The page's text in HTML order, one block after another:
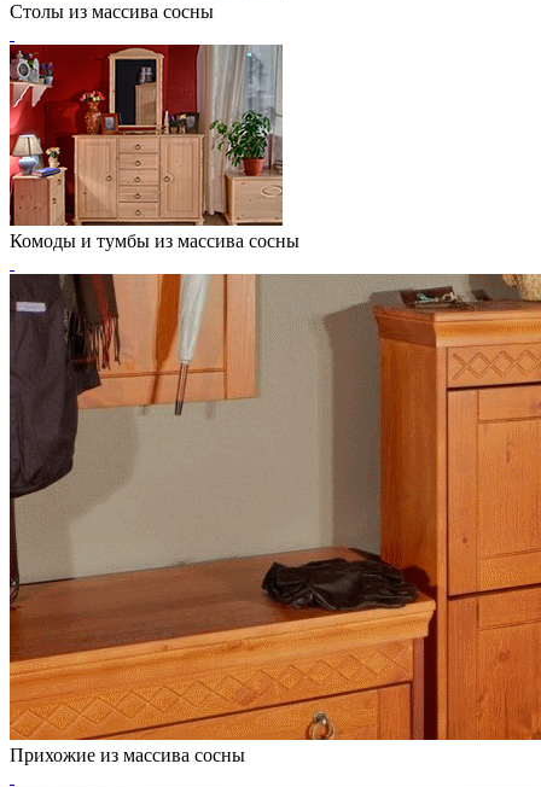
Столы из массива сосны
Комоды и тумбы из массива сосны
Прихожие из массива сосны